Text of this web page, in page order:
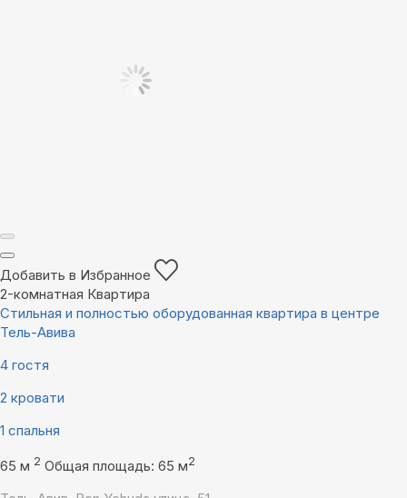
Добавить в Избранное
2-комнатная Квартира
Стильная и полностью оборудованная квартира в центре
Тель-Авива
4 гостя
2 кровати
1 спальня
65 м 2 Общая площадь: 65 м2